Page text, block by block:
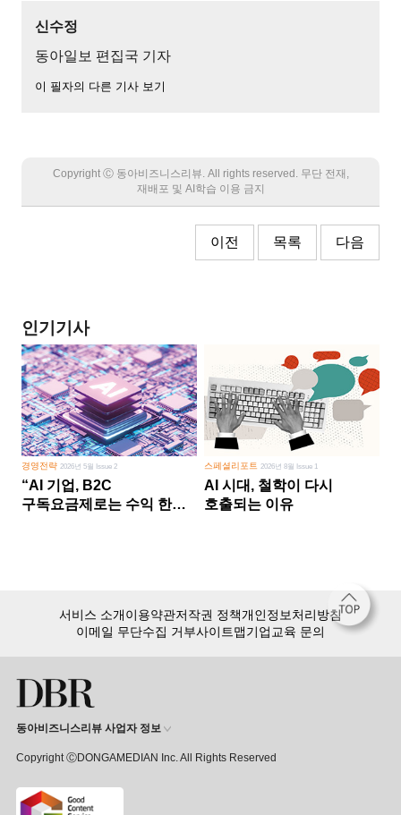
신수정
동아일보 편집국 기자
이 필자의 다른 기사 보기
Copyright Ⓒ 동아비즈니스리뷰. All rights reserved. 무단 전재,
재배포 및 AI학습 이용 금지
이전 목록 다음
인기기사
경영전략 2026년 5월 Issue 2
“AI 기업, B2C
구독요금제로는 수익 한계
스페셜리포트 2026년 8월 Issue 1
AI 시대, 철학이 다시
호출되는 이유
15,000여 건의 DBR 콘텐츠를
서비스 소개이용약관저작권 정책개인정보처리방침
이메일 무단수집 거부사이트맵기업교육 문의
동아비즈니스리뷰 사업자 정보
Copyright ⒸDONGAMEDIAN Inc. All Rights Reserved